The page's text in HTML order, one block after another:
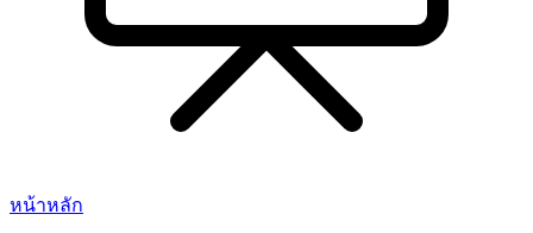
หน้าหลัก